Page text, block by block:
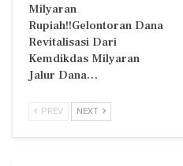
Milyaran
Rupiah!!Gelontoran Dana
Revitalisasi Dari
Kemdikdas Milyaran
Jalur Dana…
PREV NEXT